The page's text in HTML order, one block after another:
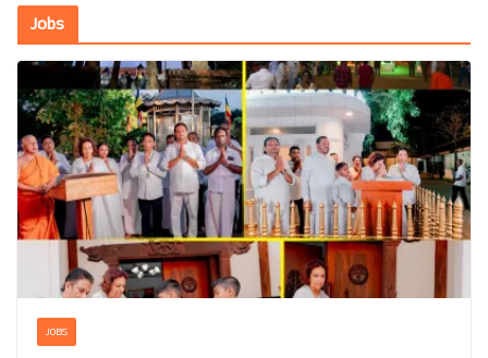
Jobs
JOBS